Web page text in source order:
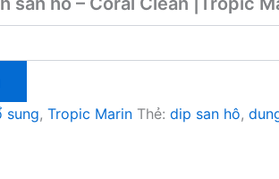
sung, Tropic Marin Thẻ: dip san hô,